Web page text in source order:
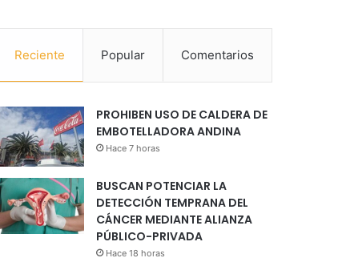
Reciente Popular Comentarios
PROHIBEN USO DE CALDERA DE
EMBOTELLADORA ANDINA
Hace 7 horas
BUSCAN POTENCIAR LA
DETECCIÓN TEMPRANA DEL
CÁNCER MEDIANTE ALIANZA
PÚBLICO-PRIVADA
Hace 18 horas